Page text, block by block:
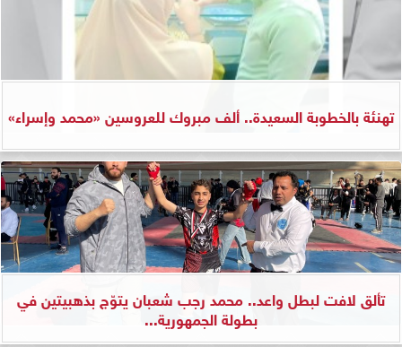
تهنئة بالخطوبة السعيدة.. ألف مبروك للعروسين «محمد وإسراء»
تألق لافت لبطل واعد.. محمد رجب شعبان يتوّج بذهبيتين في
بطولة الجمهورية...